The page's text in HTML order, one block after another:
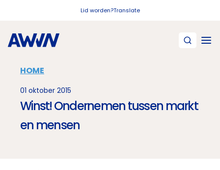
Lid worden?Translate
HOME
01 oktober 2015
Winst! Ondernemen tussen markt
en mensen